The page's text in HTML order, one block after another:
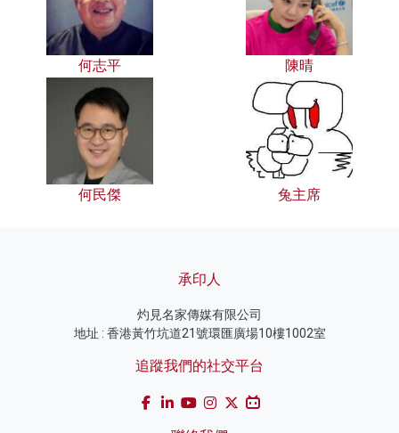
何志平 陳晴
何民傑 兔主席
承印人
灼見名家傳媒有限公司
地址 : 香港黃竹坑道21號環匯廣場10樓1002室
追蹤我們的社交平台